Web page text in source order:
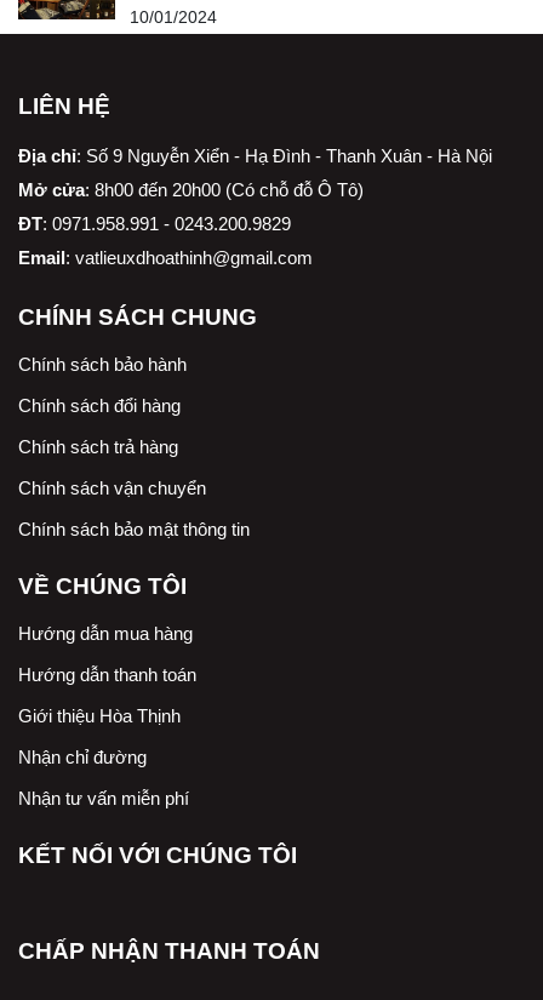
10/01/2024
LIÊN HỆ
Địa chỉ: Số 9 Nguyễn Xiển - Hạ Đình - Thanh Xuân - Hà Nội
Mở cửa: 8h00 đến 20h00 (Có chỗ đỗ Ô Tô)
ĐT: 0971.958.991 - 0243.200.9829
Email: vatlieuxdhoathinh@gmail.com
CHÍNH SÁCH CHUNG
Chính sách bảo hành
Chính sách đổi hàng
Chính sách trả hàng
Chính sách vận chuyển
Chính sách bảo mật thông tin
VỀ CHÚNG TÔI
Hướng dẫn mua hàng
Hướng dẫn thanh toán
Giới thiệu Hòa Thịnh
Nhận chỉ đường
Nhận tư vấn miễn phí
KẾT NỐI VỚI CHÚNG TÔI
CHẤP NHẬN THANH TOÁN